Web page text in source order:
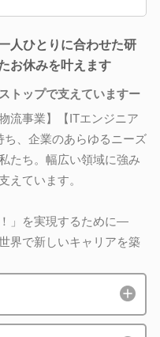
人ひとりに合わせた研
お休みを叶えます
トップで支えていますー
流事業】【ITエンジニア
ち、企業のあらゆるニーズ
たち。幅広い領域に強み
えています。
」を実現するために―
界で新しいキャリアを築